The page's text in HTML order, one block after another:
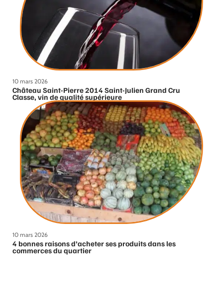
10 mars 2026
Château Saint-Pierre 2014 Saint-Julien Grand Cru
Classe, vin de qualité supérieure
10 mars 2026
4 bonnes raisons d’acheter ses produits dans les
commerces du quartier